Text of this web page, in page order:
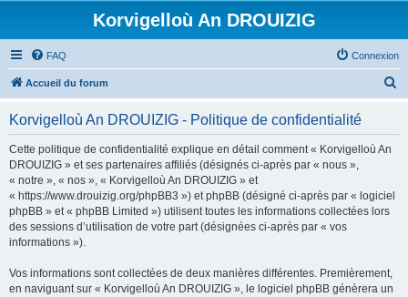
Korvigelloù An DROUIZIG
FAQ Connexion
Accueil du forum
Korvigelloù An DROUIZIG - Politique de confidentialité
Cette politique de confidentialité explique en détail comment « Korvigelloù An
DROUIZIG » et ses partenaires affiliés (désignés ci-après par « nous »,
« notre », « nos », « Korvigelloù An DROUIZIG » et
« https://www.drouizig.org/phpBB3 ») et phpBB (désigné ci-après par « logiciel
phpBB » et « phpBB Limited ») utilisent toutes les informations collectées lors
des sessions d’utilisation de votre part (désignées ci-après par « vos
informations »).
Vos informations sont collectées de deux manières différentes. Premièrement,
en naviguant sur « Korvigelloù An DROUIZIG », le logiciel phpBB génèrera un